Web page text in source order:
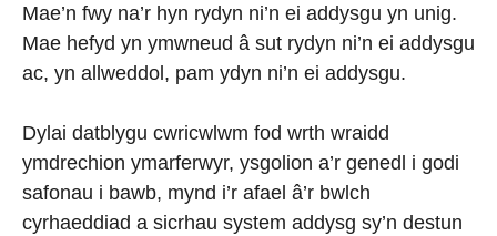
Mae’n fwy na’r hyn rydyn ni’n ei addysgu yn unig.
Mae hefyd yn ymwneud â sut rydyn ni’n ei addysgu
ac, yn allweddol, pam ydyn ni’n ei addysgu.
Dylai datblygu cwricwlwm fod wrth wraidd
ymdrechion ymarferwyr, ysgolion a’r genedl i godi
safonau i bawb, mynd i’r afael â’r bwlch
cyrhaeddiad a sicrhau system addysg sy’n destun